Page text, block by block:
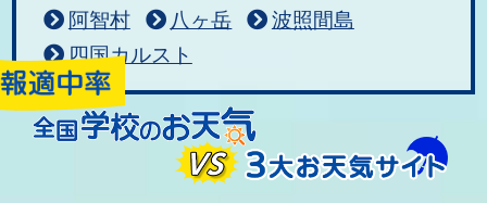
阿智村
八ヶ岳
波照間島
四国カルスト